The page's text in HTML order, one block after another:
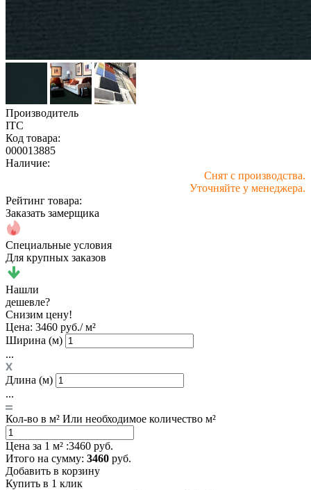
Производитель
ITC
Код товара:
000013885
Наличие:
Снят с производства.
Уточняйте у менеджера.
Рейтинг товара:
Заказать замерщика
Специальные условия
Для крупных заказов
Нашли
дешевле?
Снизим цену!
Цена: 3460 руб./ м²
Ширина (м)
...
Длина (м)
...
Кол-во в м² Или необходимое количество м²
Цена за 1 м² :3460 руб.
Итого на сумму: 3460 руб.
Добавить в корзину
Купить в 1 клик